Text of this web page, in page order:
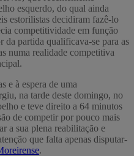
esquerdo, do qual ainda
estorilistas decidiram fazê-lo
competitividade em função
da partida qualificava-se para as
numa realidade competitiva
e à espera de uma
na tarde deste domingo, no
e teve direito a 64 minutos
de competir por pouco mais
a sua plena reabilitação e
que falta apenas disputar-
.